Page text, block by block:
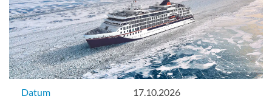
Balkonkabine
Guarantee Balcony Cabin-[S06]
Datum
17.10.2026